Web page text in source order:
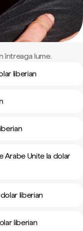
întreaga lume.
liberian
Arabe Unite la dolar
liberian
liberian